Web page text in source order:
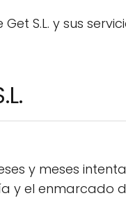
S.L. y sus
y meses
y el enmarcado